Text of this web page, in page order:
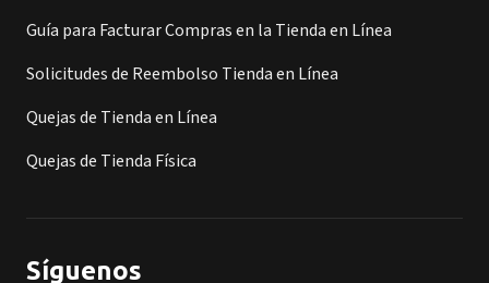
Guía para Facturar Compras en la Tienda en Línea
Solicitudes de Reembolso Tienda en Línea
Quejas de Tienda en Línea
Quejas de Tienda Física
Síguenos